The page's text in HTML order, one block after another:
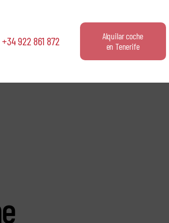
+34 922 861 872
Alquilar coche
en Tenerife